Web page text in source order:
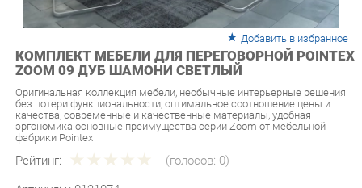
Добавить в избранное
КОМПЛЕКТ МЕБЕЛИ ДЛЯ ПЕРЕГОВОРНОЙ POINTEX
ZOOM 09 ДУБ ШАМОНИ СВЕТЛЫЙ
Оригинальная коллекция мебели, необычные интерьерные решения
качества, современные и качественные материалы, удобная
эргономика основные преимущества серии Zoom от мебельной
фабрики Pointex
Рейтинг:
Артикул: u-0121074